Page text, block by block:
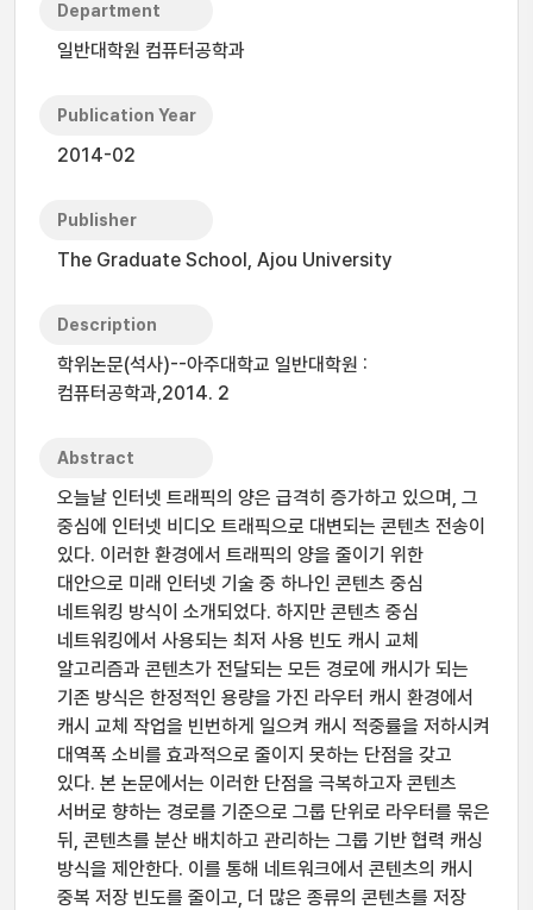
Department
일반대학원 컴퓨터공학과
Publication Year
2014-02
Publisher
The Graduate School, Ajou University
Description
학위논문(석사)--아주대학교 일반대학원 :
컴퓨터공학과,2014. 2
Abstract
오늘날 인터넷 트래픽의 양은 급격히 증가하고 있으며, 그
중심에 인터넷 비디오 트래픽으로 대변되는 콘텐츠 전송이
있다. 이러한 환경에서 트래픽의 양을 줄이기 위한
대안으로 미래 인터넷 기술 중 하나인 콘텐츠 중심
네트워킹 방식이 소개되었다. 하지만 콘텐츠 중심
네트워킹에서 사용되는 최저 사용 빈도 캐시 교체
알고리즘과 콘텐츠가 전달되는 모든 경로에 캐시가 되는
기존 방식은 한정적인 용량을 가진 라우터 캐시 환경에서
캐시 교체 작업을 빈번하게 일으켜 캐시 적중률을 저하시켜
대역폭 소비를 효과적으로 줄이지 못하는 단점을 갖고
있다. 본 논문에서는 이러한 단점을 극복하고자 콘텐츠
서버로 향하는 경로를 기준으로 그룹 단위로 라우터를 묶은
뒤, 콘텐츠를 분산 배치하고 관리하는 그룹 기반 협력 캐싱
방식을 제안한다. 이를 통해 네트워크에서 콘텐츠의 캐시
중복 저장 빈도를 줄이고, 더 많은 종류의 콘텐츠를 저장